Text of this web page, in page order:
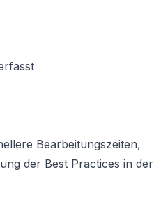
Bearbeitungszeiten,
der Best Practices in der